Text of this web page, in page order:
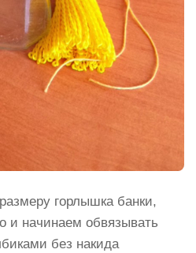
горлышка банки,
и начинаем обвязывать
без накида